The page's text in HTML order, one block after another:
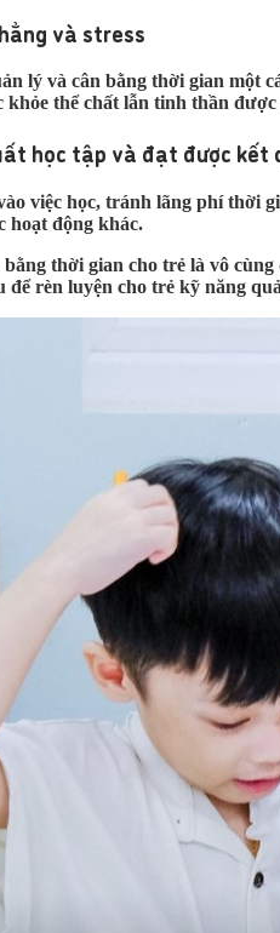
và stress
lý và cân bằng thời gian một
khỏe thể chất lẫn tinh thần
học tập và đạt được kết
việc học, tránh lãng phí thời
hoạt động khác.
thời gian cho trẻ là vô
để rèn luyện cho trẻ kỹ năng